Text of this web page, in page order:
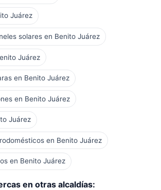
Juárez
solares en Benito Juárez
Juárez
en Benito Juárez
en Benito Juárez
Juárez
en Benito Juárez
en Benito Juárez
en otras alcaldías: